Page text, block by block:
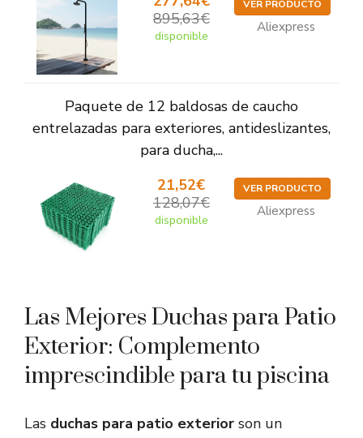
895,63€
disponible
VER PRODUCTO
Aliexpress
Paquete de 12 baldosas de caucho
entrelazadas para exteriores, antideslizantes,
para ducha,...
21,52€
128,07€
disponible
VER PRODUCTO
Aliexpress
Las Mejores Duchas para Patio
Exterior: Complemento
imprescindible para tu piscina
Las duchas para patio exterior son un